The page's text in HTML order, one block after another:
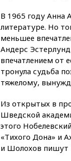
В 1965 году Анна
литературе. Но
меньшее
Андерс
впечатлением от
тронула судьба
тяжелому,
Из открытых в
Шведской
этого
«Тихого Дона» и
и Шолохов пишут